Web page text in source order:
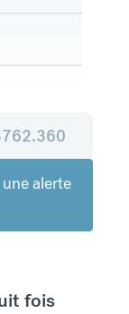
alerte
fois